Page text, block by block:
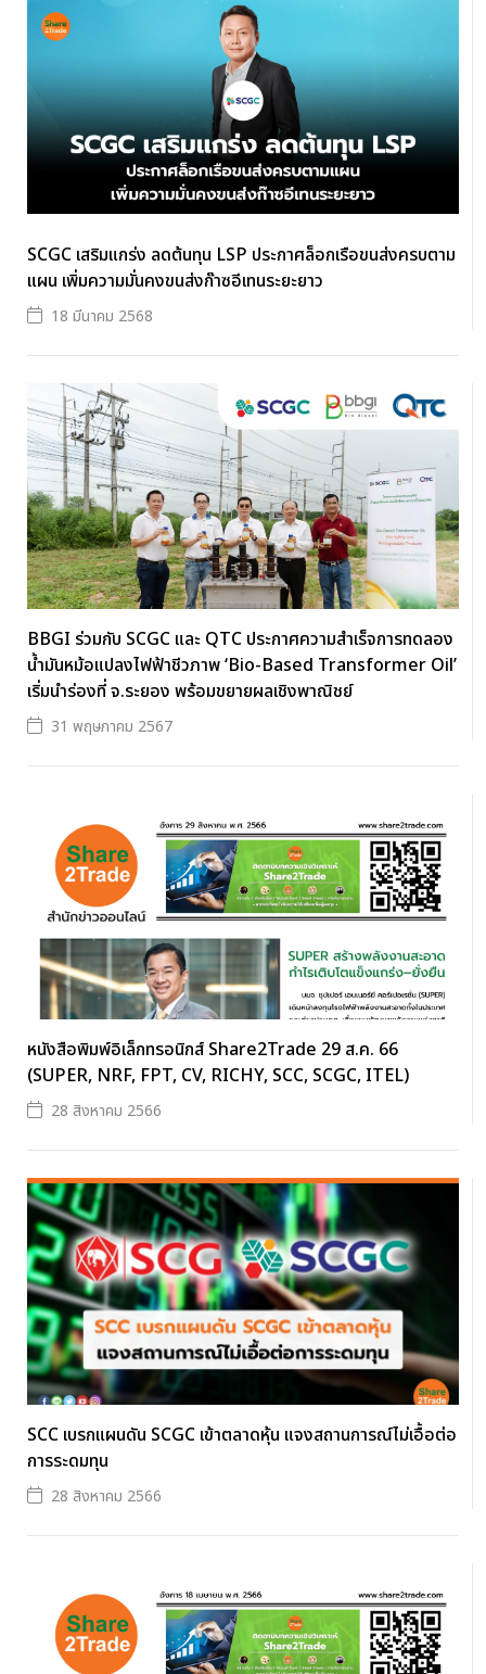
SCGC เสริมแกร่ง ลดต้นทุน LSP ประกาศล็อกเรือขนส่งครบตาม
แผน เพิ่มความมั่นคงขนส่งก๊าซอีเทนระยะยาว
18 มีนาคม 2568
BBGI ร่วมกับ SCGC และ QTC ประกาศความสำเร็จการทดลอง
น้ำมันหม้อแปลงไฟฟ้าชีวภาพ ‘Bio-Based Transformer Oil’
เริ่มนำร่องที่ จ.ระยอง พร้อมขยายผลเชิงพาณิชย์
31 พฤษภาคม 2567
หนังสือพิมพ์อิเล็กทรอนิกส์ Share2Trade 29 ส.ค. 66
(SUPER, NRF, FPT, CV, RICHY, SCC, SCGC, ITEL)
28 สิงหาคม 2566
SCC เบรกแผนดัน SCGC เข้าตลาดหุ้น แจงสถานการณ์ไม่เอื้อต่อ
การระดมทุน
28 สิงหาคม 2566